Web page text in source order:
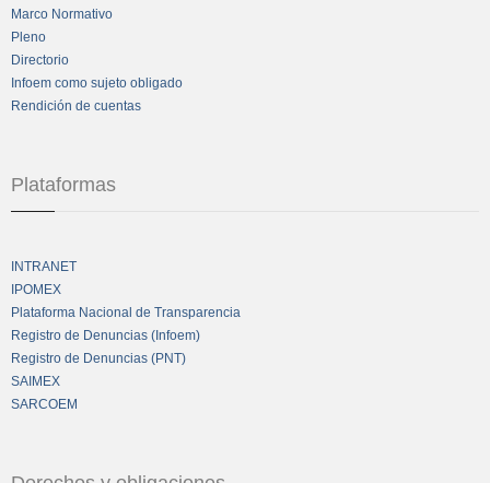
Marco Normativo
Pleno
Directorio
Infoem como sujeto obligado
Rendición de cuentas
Plataformas
INTRANET
IPOMEX
Plataforma Nacional de Transparencia
Registro de Denuncias (Infoem)
Registro de Denuncias (PNT)
SAIMEX
SARCOEM